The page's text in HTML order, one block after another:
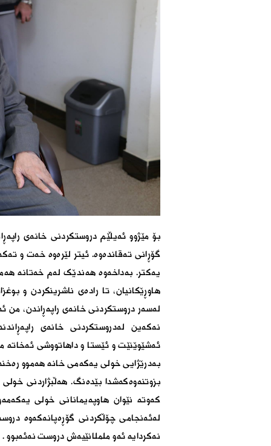
بۆ مێژوو ئەیڵێم دروستکردنى خانەى
گۆڕانى تەقاندەوە. ئیتر لێرەوە خەت و
یەکتر. بەداخەوە هەندێک لەم خەتانە
هاوڕێکانیان، تا رادەى ناشرینکردن و
لەسەر دروستکردنى خانەى راپەڕاندن، من
نەکەین لەدروستکردنى خانەى
ئەشێوێنێت و ئێستا و داهاتووشى ئەخاتە
بەدرێژایى خولى یەکەمى خانە هەموو
بزوتنەوەکەشدا بێدەنگ. هەڵبژاردنى
کەوتە نێوان هاوپەیمانانى خولى
لەئەنجامى چۆڵکردنى گۆڕەپانەکەوە
نەکردایە ئەو ململانێیەش دروست نەئەبوو.